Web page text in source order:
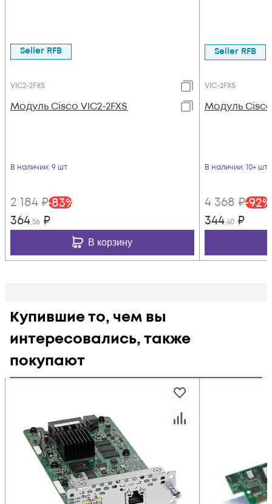
Seller RFB
VIC2-2FXS
Модуль Cisco VIC2-2FXS
В наличии: 9 шт
2 184 ₽-83%
364,56 ₽
В корзину
Seller RFB
VIC-2FXS
Модуль Cisco
В наличии: 10+ шт
4 368 ₽-92%
344,40 ₽
Купившие то, чем вы
интересовались, также
покупают